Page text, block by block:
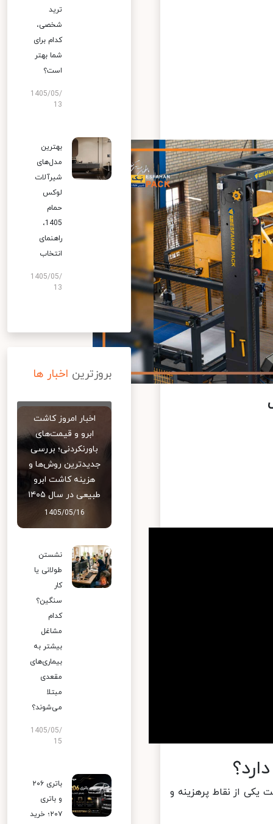
از نقاط پرهزینه و
ترید
شخصی،
کدام برای
شما بهتر
است؟
1405/05/
13
بهترین
مدل‌های
شیرآلات
لوکس
حمام
1405،
راهنمای
انتخاب
1405/05/
13
بروزترین اخبار ها
اخبار امروز کاشت
ابرو و قیمت‌های
باورنکردنی؛ بررسی
جدیدترین روش‌ها و
هزینه کاشت ابرو
طبیعی در سال ۱۴۰۵
1405/05/16
نشستن
طولانی یا
کار
سنگین؟
کدام
مشاغل
بیشتر به
بیماری‌های
مقعدی
مبتلا
می‌شوند؟
1405/05/
15
باتری ۲۰۶
و باتری
۲۰۷؛ خرید